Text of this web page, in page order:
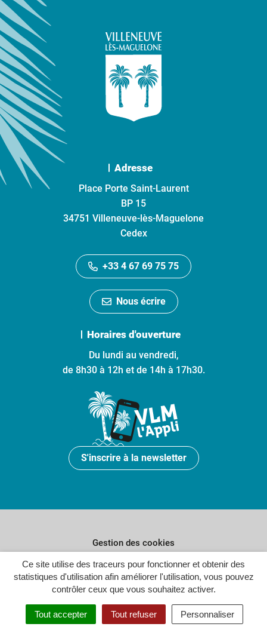
Ce site utilise des traceurs pour fonctionner et obtenir des
statistiques d'utilisation afin améliorer l'utilisation, vous pouvez
contrôler ceux que vous souhaitez activer.
Tout accepter Tout refuser Personnaliser
Adresse
Place Porte Saint-Laurent
BP 15
34751 Villeneuve-lès-Maguelone
Cedex
+33 4 67 69 75 75
Nous écrire
Horaires d'ouverture
Du lundi au vendredi,
de 8h30 à 12h et de 14h à 17h30.
S'inscrire à la newsletter
Gestion des cookies
Plan du site
Politique de confidentialité
Crédits